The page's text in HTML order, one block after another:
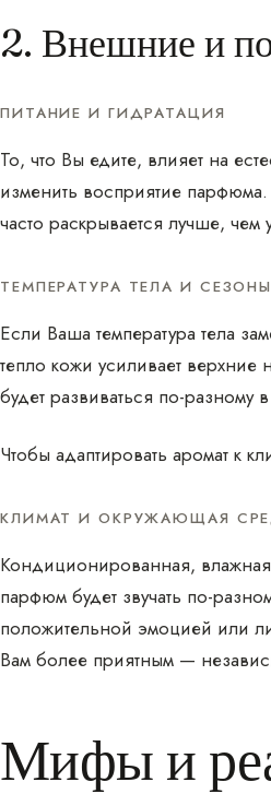
2. Внешние и
ПИТАНИЕ И ГИДРАТАЦИЯ
То, что Вы едите, влияет на
изменить восприятие
часто раскрывается лучше,
ТЕМПЕРАТУРА ТЕЛА И СЕЗОНЫ
Если Ваша температура тела
тепло кожи усиливает верхние
будет развиваться по-разному
Чтобы адаптировать аромат к
КЛИМАТ И ОКРУЖАЮЩАЯ
Кондиционированная,
парфюм будет звучать по-
положительной эмоцией или
Вам более приятным —
Мифы и